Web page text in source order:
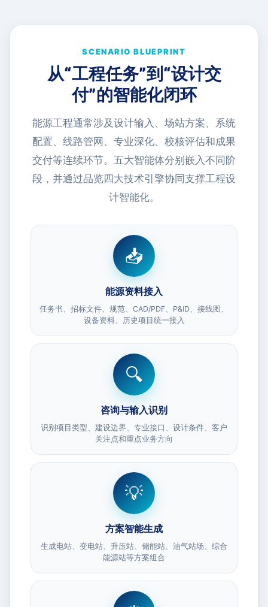
SCENARIO BLUEPRINT
从“工程任务”到“设计交
付”的智能化闭环
能源工程通常涉及设计输入、场站方案、系统
配置、线路管网、专业深化、校核评估和成果
交付等连续环节。五大智能体分别嵌入不同阶
段，并通过品览四大技术引擎协同支撑工程设
计智能化。
📥
能源资料接入
任务书、招标文件、规范、CAD/PDF、P&ID、接线图、
设备资料、历史项目统一接入
🔍
咨询与输入识别
识别项目类型、建设边界、专业接口、设计条件、客户
关注点和重点业务方向
💡
方案智能生成
生成电站、变电站、升压站、储能站、油气站场、综合
能源站等方案组合